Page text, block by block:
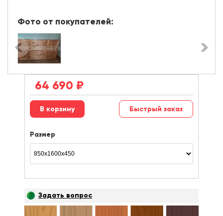
Фото от покупателей:
64 690 ₽
Быстрый заказ
Размер
Задать вопрос